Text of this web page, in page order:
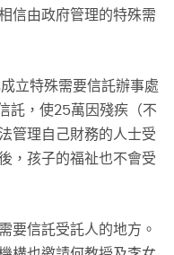
信由政府管理的特殊需
立特殊需要信託辦事處
託，使25萬因殘疾（不
管理自己財務的人士受
，孩子的福祉也不會受
要信託受託人的地方。